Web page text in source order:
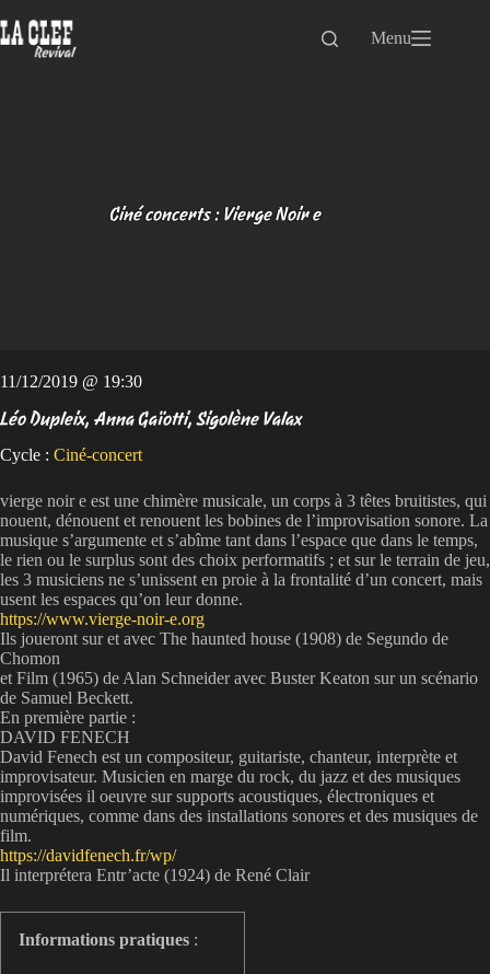
au
contenu
Menu
Ciné concerts : Vierge Noir e
11/12/2019 @ 19:30
Léo Dupleix, Anna Gaïotti, Sigolène Valax
Cycle : Ciné-concert
vierge noir e est une chimère musicale, un corps à 3 têtes bruitistes, qui
nouent, dénouent et renouent les bobines de l’improvisation sonore. La
musique s’argumente et s’abîme tant dans l’espace que dans le temps,
le rien ou le surplus sont des choix performatifs ; et sur le terrain de jeu,
les 3 musiciens ne s’unissent en proie à la frontalité d’un concert, mais
usent les espaces qu’on leur donne.
https://www.vierge-noir-e.org
Ils joueront sur et avec The haunted house (1908) de Segundo de
Chomon
et Film (1965) de Alan Schneider avec Buster Keaton sur un scénario
de Samuel Beckett.
En première partie :
DAVID FENECH
David Fenech est un compositeur, guitariste, chanteur, interprète et
improvisateur. Musicien en marge du rock, du jazz et des musiques
improvisées il oeuvre sur supports acoustiques, électroniques et
numériques, comme dans des installations sonores et des musiques de
film.
https://davidfenech.fr/wp/
Il interprétera Entr’acte (1924) de René Clair
Informations pratiques :